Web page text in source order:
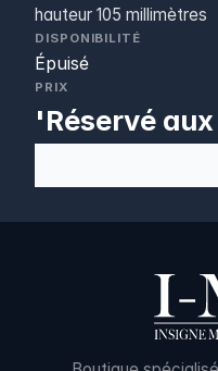
hauteur 105 millimètres
DISPONIBILITÉ
Épuisé
PRIX
'Réservé